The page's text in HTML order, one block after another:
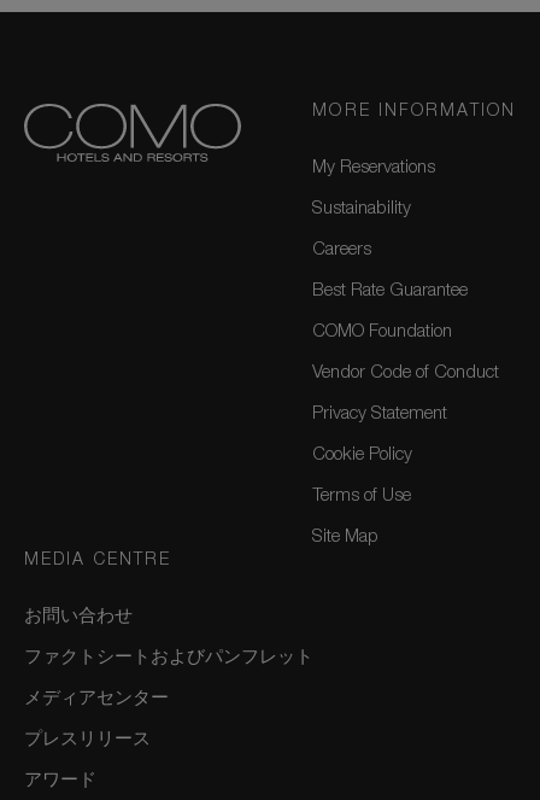
MORE INFORMATION
My Reservations
Sustainability
Careers
Best Rate Guarantee
COMO Foundation
Vendor Code of Conduct
Privacy Statement
Cookie Policy
Terms of Use
Site Map
MEDIA CENTRE
お問い合わせ
ファクトシートおよびパンフレット
メディアセンター
プレスリリース
アワード